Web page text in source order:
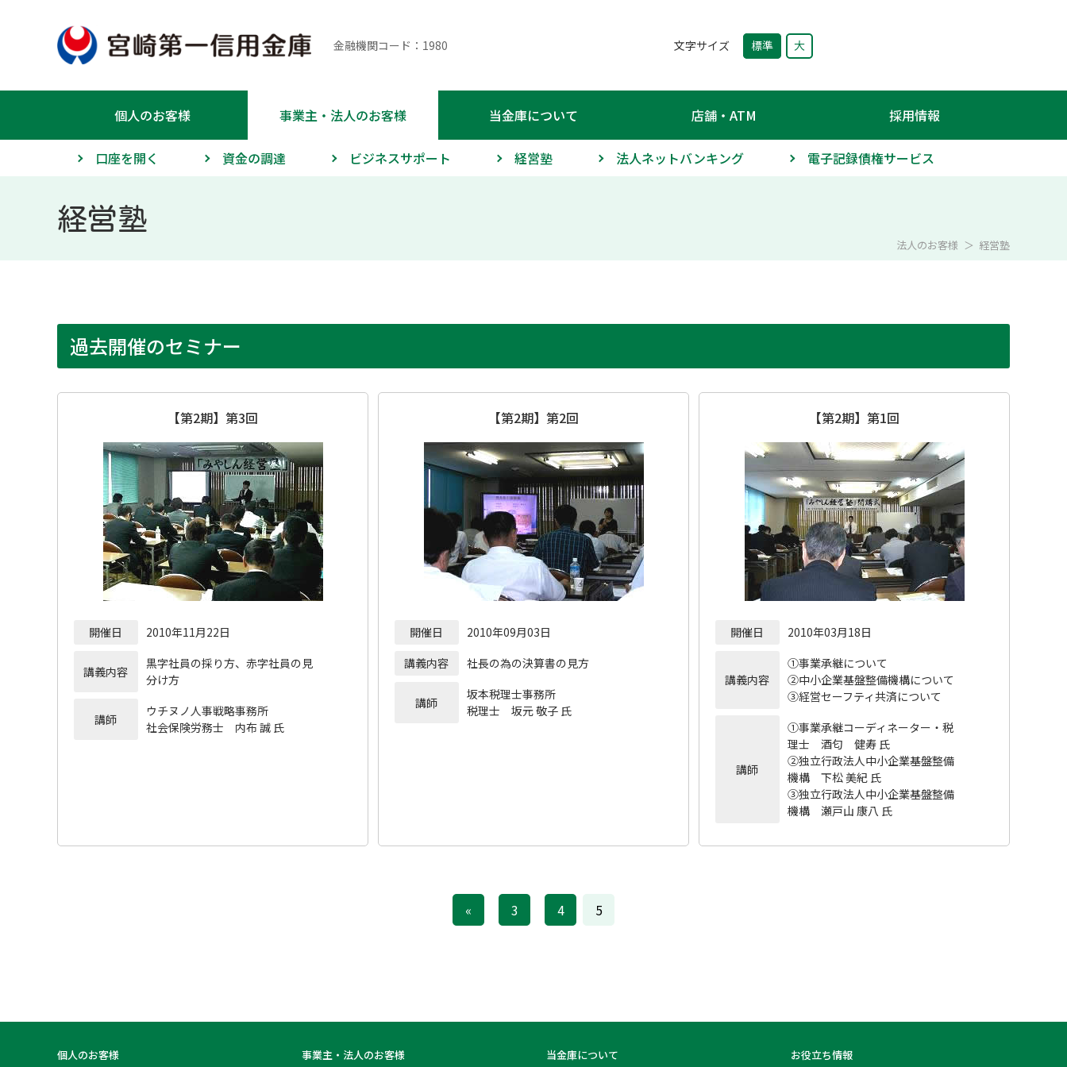
金融機関コード：1980 文字サイズ 標準 大
個人のお客様 事業主・法人のお客様 当金庫について 店舗・ATM 採用情報
口座を開く 資金の調達 ビジネスサポート 経営塾 法人ネットバンキング 電子記録債権サービス
経営塾
法人のお客様 経営塾
過去開催のセミナー
【第2期】第3回
開催日 2010年11月22日
講義内容
黒字社員の採り方、赤字社員の見
分け方
講師
ウチヌノ人事戦略事務所
社会保険労務士 内布 誠 氏
【第2期】第2回
開催日
2010年09月03日
講義内容
社長の為の決算書の見方
講師
坂本税理士事務所
税理士 坂元 敬子 氏
【第2期】第1回
開催日 2010年03月18日
講義内容
①事業承継について
②中小企業基盤整備機構について
③経営セーフティ共済について
講師
①事業承継コーディネーター・税
理士 酒匂 健寿 氏
②独立行政法人中小企業基盤整備
機構 下松 美紀 氏
③独立行政法人中小企業基盤整備
機構 瀬戸山 康八 氏
« 3 4 5
個人のお客様 事業主・法人のお客様 当金庫について お役立ち情報